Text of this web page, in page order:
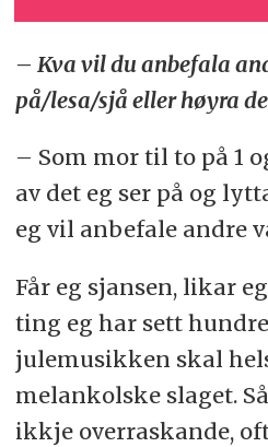
– Kva vil du anbefala
på/lesa/sjå eller høyra
– Som mor til to på 1
av det eg ser på og
eg vil anbefale andre
Får eg sjansen, likar
ting eg har sett
julemusikken skal
melankolske slaget.
ikkje overraskande,